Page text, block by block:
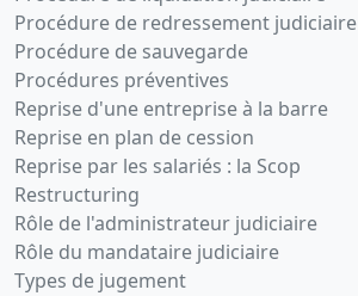
Procédure de redressement judiciaire
Procédure de sauvegarde
Procédures préventives
Reprise d'une entreprise à la barre
Reprise en plan de cession
Reprise par les salariés : la Scop
Restructuring
Rôle de l'administrateur judiciaire
Rôle du mandataire judiciaire
Types de jugement